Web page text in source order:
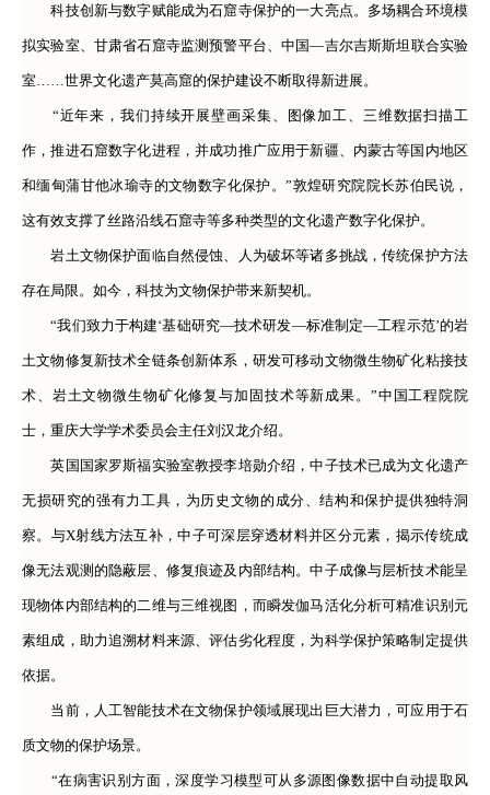
科技创新与数字赋能成为石窟寺保护的一大亮点。多场耦合环境模
拟实验室、甘肃省石窟寺监测预警平台、中国—吉尔吉斯斯坦联合实验
室……世界文化遗产莫高窟的保护建设不断取得新进展。
“近年来，我们持续开展壁画采集、图像加工、三维数据扫描工
作，推进石窟数字化进程，并成功推广应用于新疆、内蒙古等国内地区
和缅甸蒲甘他冰瑜寺的文物数字化保护。”敦煌研究院院长苏伯民说，
这有效支撑了丝路沿线石窟寺等多种类型的文化遗产数字化保护。
岩土文物保护面临自然侵蚀、人为破坏等诸多挑战，传统保护方法
存在局限。如今，科技为文物保护带来新契机。
“我们致力于构建‘基础研究—技术研发—标准制定—工程示范’的岩
土文物修复新技术全链条创新体系，研发可移动文物微生物矿化粘接技
术、岩土文物微生物矿化修复与加固技术等新成果。”中国工程院院
士，重庆大学学术委员会主任刘汉龙介绍。
英国国家罗斯福实验室教授李培勋介绍，中子技术已成为文化遗产
无损研究的强有力工具，为历史文物的成分、结构和保护提供独特洞
察。与X射线方法互补，中子可深层穿透材料并区分元素，揭示传统成
像无法观测的隐蔽层、修复痕迹及内部结构。中子成像与层析技术能呈
现物体内部结构的二维与三维视图，而瞬发伽马活化分析可精准识别元
素组成，助力追溯材料来源、评估劣化程度，为科学保护策略制定提供
依据。
当前，人工智能技术在文物保护领域展现出巨大潜力，可应用于石
质文物的保护场景。
“在病害识别方面，深度学习模型可从多源图像数据中自动提取风